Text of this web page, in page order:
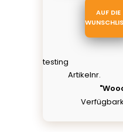
AUF DIE
testing
Artikelnr.